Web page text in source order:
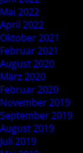
Mai 2022
April 2022
Oktober 2021
Februar 2021
August 2020
März 2020
Februar 2020
November 2019
September 2019
August 2019
Juli 2019